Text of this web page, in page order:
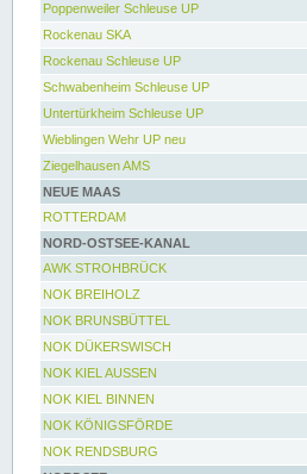
Poppenweiler Schleuse UP
Rockenau SKA
Rockenau Schleuse UP
Schwabenheim Schleuse UP
Untertürkheim Schleuse UP
Wieblingen Wehr UP neu
Ziegelhausen AMS
NEUE MAAS
ROTTERDAM
NORD-OSTSEE-KANAL
AWK STROHBRÜCK
NOK BREIHOLZ
NOK BRUNSBÜTTEL
NOK DÜKERSWISCH
NOK KIEL AUSSEN
NOK KIEL BINNEN
NOK KÖNIGSFÖRDE
NOK RENDSBURG